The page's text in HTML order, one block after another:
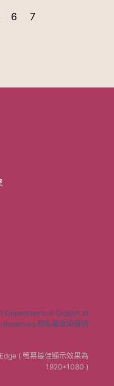
6 7
Department of English at
Reserved.隱私權政策聲明
( 螢幕最佳顯示效果為
1920*1080 )